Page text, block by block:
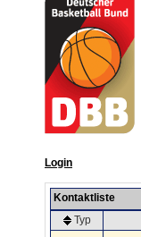
Login
Kontaktliste
Typ